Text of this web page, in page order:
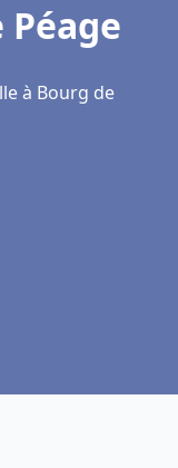
à Bourg de